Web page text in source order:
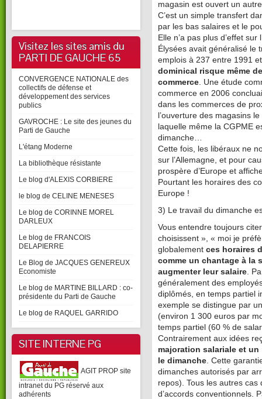
Visitez les sites amis du
PARTI DE GAUCHE 65
CONVERGENCE NATIONALE des
collectifs de défense et
développement des services
publics
GAVROCHE : Le site des jeunes du
Parti de Gauche
L'étang Moderne
La bibliothèque résistante
Le blog d'ALEXIS CORBIERE
le blog de CELINE MENESES
Le blog de CORINNE MOREL
DARLEUX
Le blog de FRANCOIS
DELAPIERRE
Le Blog de JACQUES GENEREUX
Economiste
Le blog de MARTINE BILLARD : co-
présidente du Parti de Gauche
Le blog de RAQUEL GARRIDO
SITE INTERNE PG
AGIT PROP site
intranet du PG réservé aux
adhérents
magasin est ouvert un
C’est un simple transfert
par les bas salaires et le
Elle n’a pas plus d’effet
Élysées avait généralisé
emplois à 237 entre 1991
dominical risque même
commerce. Une étude
commerce en 2006
dans les commerces de
l’ouverture des magasins
laquelle même la CGPME
dimanche…
Cette fois, les libéraux ne
sur l’Allemagne, et pour
prospère d’Europe et
Pourtant les horaires des
Europe !
3) Le travail du dimanche
Vous entendre toujours
choisissent », « moi je
globalement ces horaires
comme un chantage à la
augmenter leur salaire.
généralement des
diplômés, en temps partiel
exemple se distingue par
(environ 1 300 euros par
temps partiel (60 % de
Contrairement aux idées
majoration salariale et
le dimanche. Cette
dimanches autorisés par
repos). Tous les autres cas
d’accords conventionnels.